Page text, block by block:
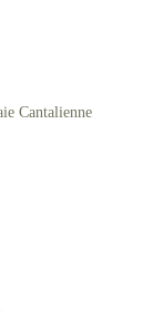
Cantalienne